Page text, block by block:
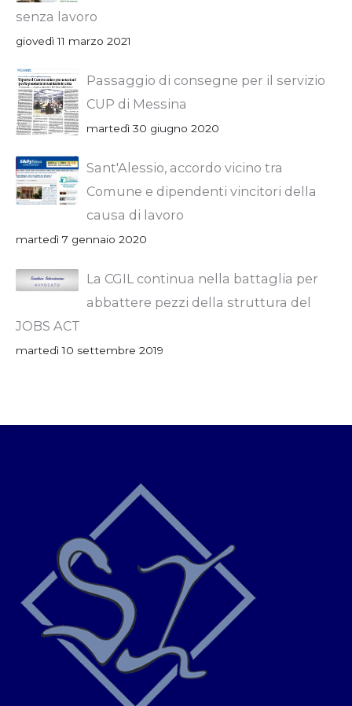
senza lavoro
giovedì 11 marzo 2021
Passaggio di consegne per il servizio
CUP di Messina
martedì 30 giugno 2020
Sant'Alessio, accordo vicino tra
Comune e dipendenti vincitori della
causa di lavoro
martedì 7 gennaio 2020
La CGIL continua nella battaglia per
abbattere pezzi della struttura del
JOBS ACT
martedì 10 settembre 2019